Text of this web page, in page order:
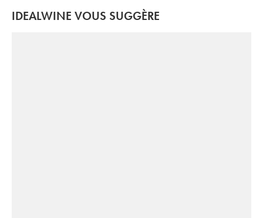
IDEALWINE VOUS SUGGÈRE